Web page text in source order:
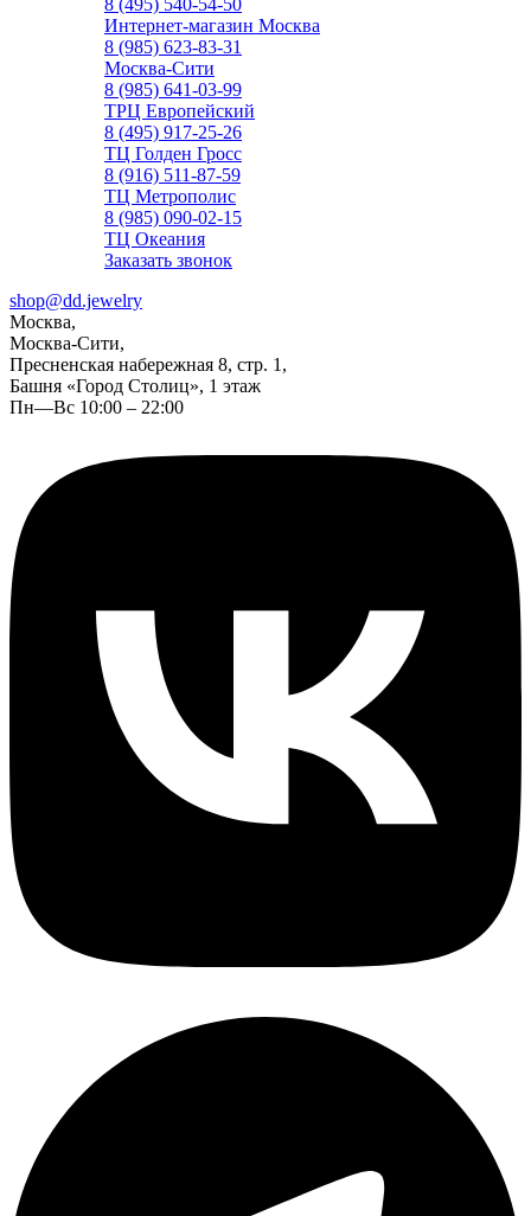
8 (495) 540-54-50
Интернет-магазин Москва
8 (985) 623-83-31
Москва-Сити
8 (985) 641-03-99
ТРЦ Европейский
8 (495) 917-25-26
ТЦ Голден Гросс
8 (916) 511-87-59
ТЦ Метрополис
8 (985) 090-02-15
ТЦ Океания
Заказать звонок
shop@dd.jewelry
Москва,
Москва-Сити,
Пресненская набережная 8, стр. 1,
Башня «Город Столиц», 1 этаж
Пн—Вс 10:00 – 22:00